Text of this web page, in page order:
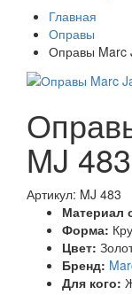
Главная
Оправы
Оправы Marc
MJ
Артикул: MJ 483
Материал
Форма:
Цвет:
Бренд:
Для кого: